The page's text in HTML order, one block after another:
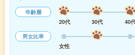
年齢層
20代
30代 40
男女比率
女性